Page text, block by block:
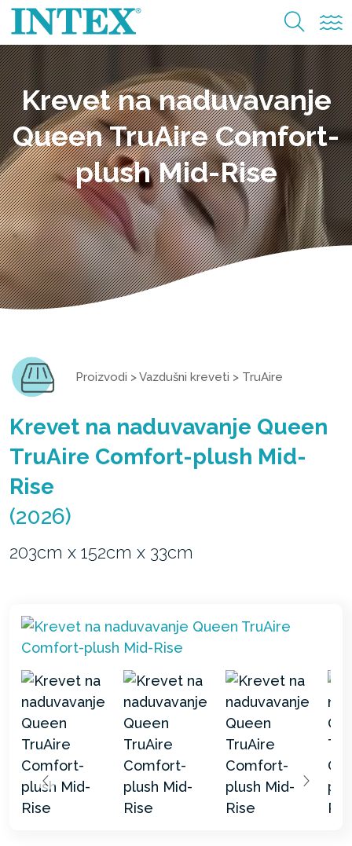
Krevet na naduvavanje
Queen TruAire Comfort-
plush Mid-Rise
Proizvodi >Vazdušni kreveti > TruAire
Krevet na naduvavanje Queen
TruAire Comfort-plush Mid-
Rise
(2026)
203cm x 152cm x 33cm